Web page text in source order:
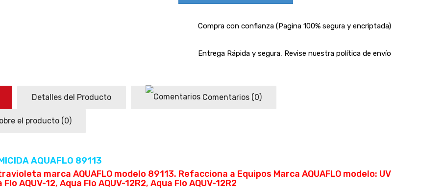
Compra con confianza (Pagina 100% segura y encriptada)
Entrega Rápida y segura, Revise nuestra política de envío
Detalles del Producto Comentarios (0)
el producto (0)
AQUAFLO 89113
marca AQUAFLO modelo 89113. Refacciona a Equipos Marca AQUAFLO modelo: UV
Flo AQUV-12, Aqua Flo AQUV-12R2, Aqua Flo AQUV-12R2